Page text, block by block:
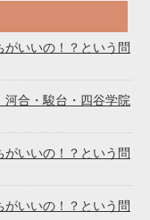
いいの！？という問
河合・駿台・四谷学院
いいの！？という問
いいの！？という問